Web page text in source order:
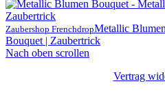
Zaubershop FrenchdropMetallic
Bouquet | Zaubertrick
Nach oben scrollen
Vertrag